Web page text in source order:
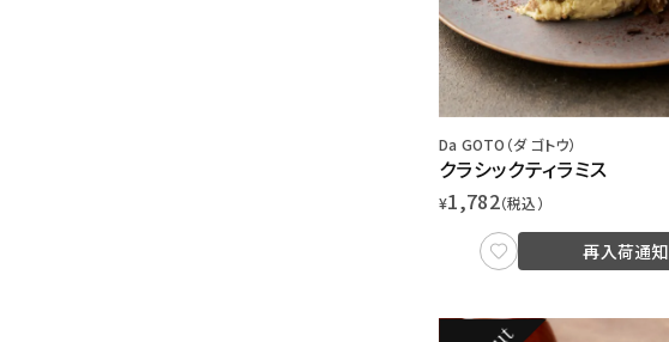
Da GOTO（ダ ゴトウ）
クラシックティラミス
¥1,782（税込）
再入荷通知